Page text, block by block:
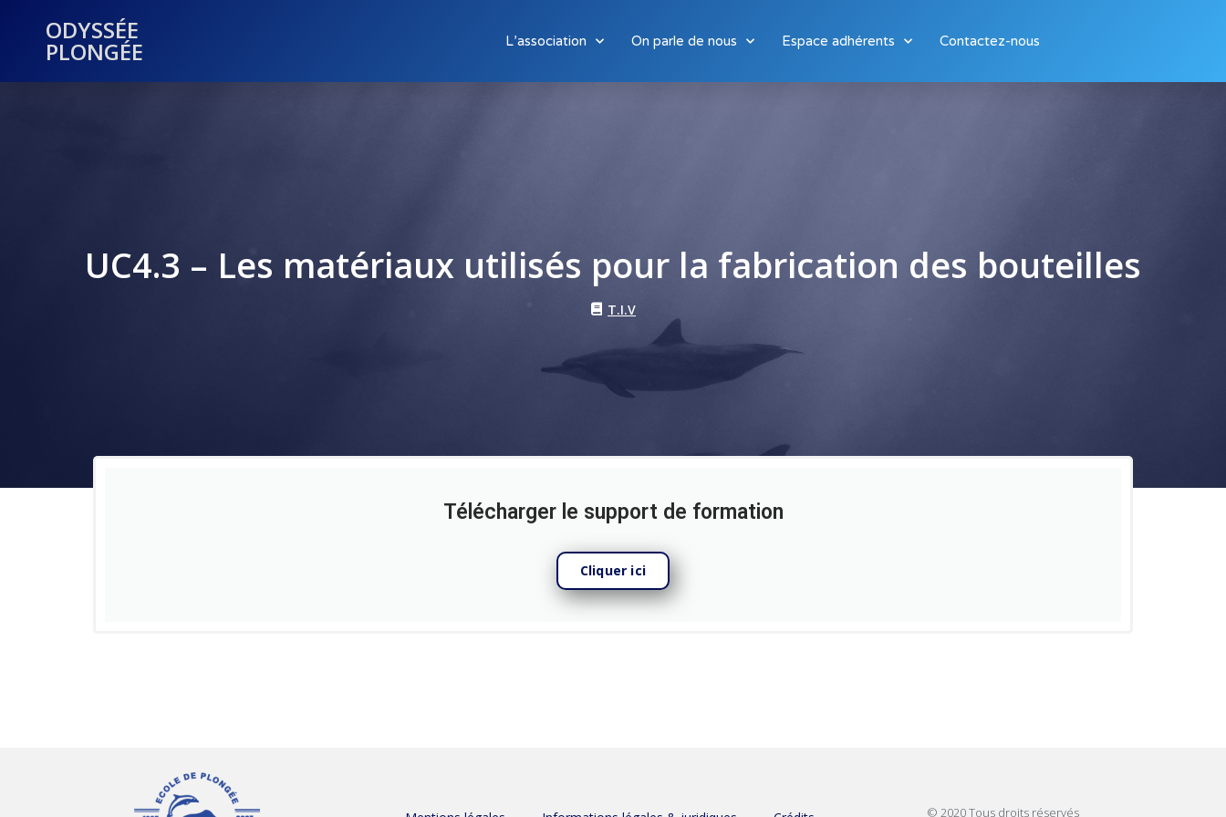
ODYSSÉE
PLONGÉE L’association On parle de nous Espace adhérents Contactez-nous
UC4.3 – Les matériaux utilisés pour la fabrication des bouteilles
T.I.V
Télécharger le support de formation
Cliquer ici
© 2020 Tous droits réservés